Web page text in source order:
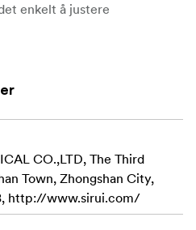
enkelt å justere
å bøye deg forover eller
selv med tungt utstyr, noe
i rask bevegelse.
gjør det enkelt å betjene
CO.,LTD, The Third
Town, Zhongshan City,
http://www.sirui.com/